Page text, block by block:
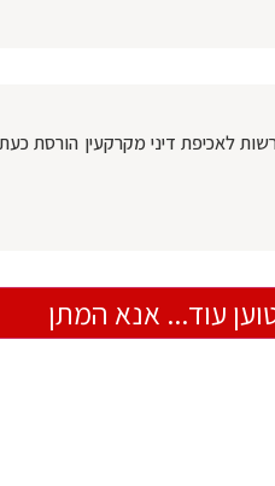
לאכיפת דיני מקרקעין הורסת
עוד... אנא המתן